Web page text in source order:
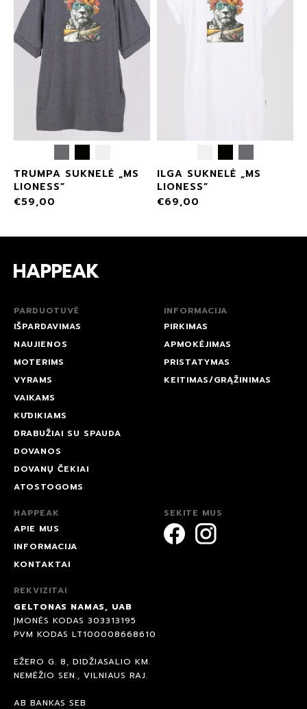
TRUMPA SUKNELĖ „MS
LIONESS”
€59,00
ILGA SUKNELĖ „MS
LIONESS”
€69,00
PARDUOTUVĖ
IŠPARDAVIMAS
NAUJIENOS
MOTERIMS
VYRAMS
VAIKAMS
KŪDIKIAMS
DRABUŽIAI SU SPAUDA
DOVANOS
DOVANŲ ČEKIAI
ATOSTOGOMS
INFORMACIJA
PIRKIMAS
APMOKĖJIMAS
PRISTATYMAS
KEITIMAS/GRĄŽINIMAS
HAPPEAK
APIE MUS
INFORMACIJA
KONTAKTAI
SEKITE MUS
REKVIZITAI
GELTONAS NAMAS, UAB
ĮMONĖS KODAS 303313195
PVM KODAS LT100008668610
EŽERO G. 8, DIDŽIASALIO KM.
NEMĖŽIO SEN., VILNIAUS RAJ.
AB BANKAS SEB